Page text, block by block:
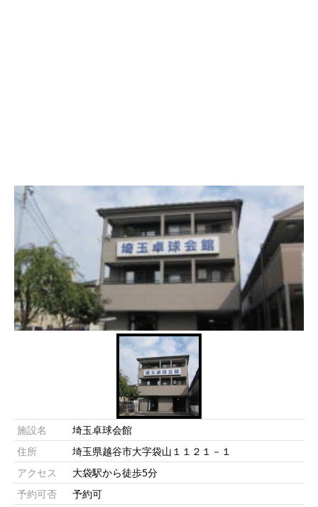
施設名
埼玉卓球会館
住所
埼玉県越谷市大字袋山１１２１－１
アクセス
大袋駅から徒歩5分
予約可否
予約可